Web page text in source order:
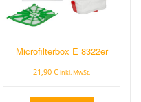
Microfilterbox E 8322er
21,90€ inkl. MwSt.